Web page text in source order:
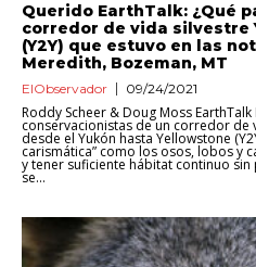
Querido EarthTalk: ¿Qué
corredor de vida silvestre
(Y2Y) que estuvo en las
Meredith, Bozeman, MT
ElObservador 09/24/2021
Roddy Scheer & Doug Moss
conservacionistas de un corredor de
desde el Yukón hasta Yellowstone
carismática” como los osos, lobos y
y tener suficiente hábitat continuo
se...